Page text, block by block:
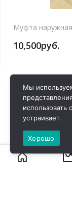
Муфта
10,500руб.
Мы
использовать
устраивает.
Хорошо